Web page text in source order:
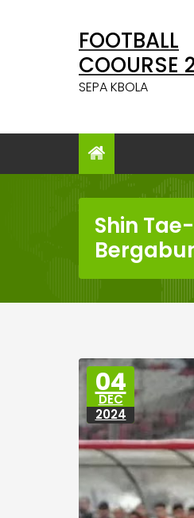
FOOTBALL
COOURSE
SEPA KBOLA
Shin
04
DEC
2024